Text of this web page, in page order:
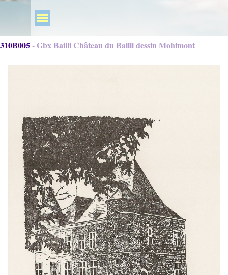
310B005 - Gbx Bailli Château du Bailli dessin Mohimont